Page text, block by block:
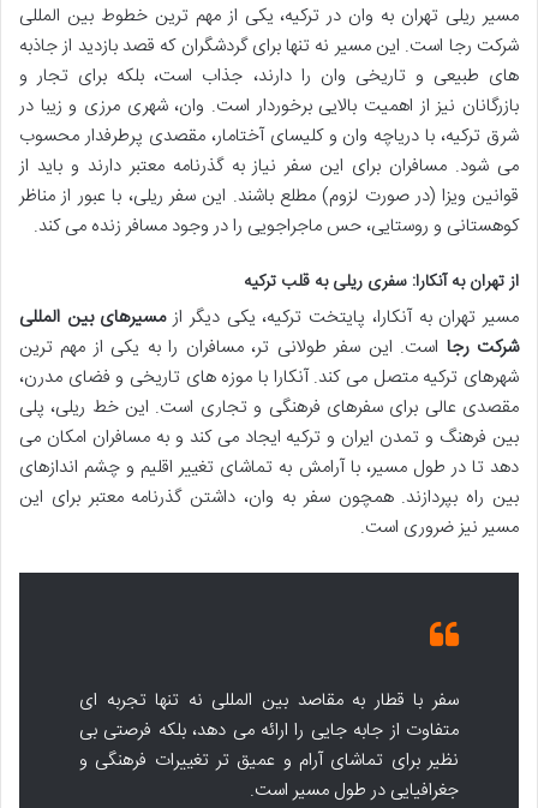
مسیر ریلی تهران به وان در ترکیه، یکی از مهم ترین خطوط بین المللی
شرکت رجا است. این مسیر نه تنها برای گردشگران که قصد بازدید از جاذبه
های طبیعی و تاریخی وان را دارند، جذاب است، بلکه برای تجار و
بازرگانان نیز از اهمیت بالایی برخوردار است. وان، شهری مرزی و زیبا در
شرق ترکیه، با دریاچه وان و کلیسای آختامار، مقصدی پرطرفدار محسوب
می شود. مسافران برای این سفر نیاز به گذرنامه معتبر دارند و باید از
قوانین ویزا (در صورت لزوم) مطلع باشند. این سفر ریلی، با عبور از مناظر
کوهستانی و روستایی، حس ماجراجویی را در وجود مسافر زنده می کند.
از تهران به آنکارا: سفری ریلی به قلب ترکیه
مسیر تهران به آنکارا، پایتخت ترکیه، یکی دیگر ازمسیرهای بین المللی
شرکت رجا است. این سفر طولانی تر، مسافران را به یکی از مهم ترین
شهرهای ترکیه متصل می کند. آنکارا با موزه های تاریخی و فضای مدرن،
مقصدی عالی برای سفرهای فرهنگی و تجاری است. این خط ریلی، پلی
بین فرهنگ و تمدن ایران و ترکیه ایجاد می کند و به مسافران امکان می
دهد تا در طول مسیر، با آرامش به تماشای تغییر اقلیم و چشم اندازهای
بین راه بپردازند. همچون سفر به وان، داشتن گذرنامه معتبر برای این
مسیر نیز ضروری است.
سفر با قطار به مقاصد بین المللی نه تنها تجربه ای
متفاوت از جابه جایی را ارائه می دهد، بلکه فرصتی بی
نظیر برای تماشای آرام و عمیق تر تغییرات فرهنگی و
جغرافیایی در طول مسیر است.